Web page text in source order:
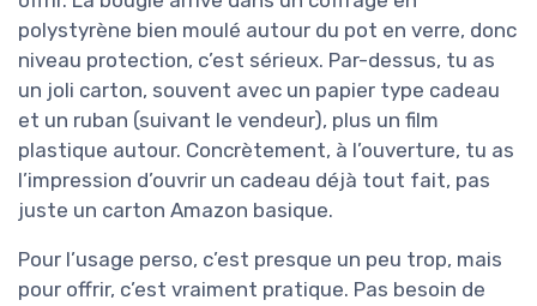
polystyrène bien moulé autour du pot en verre, donc
niveau protection, c’est sérieux. Par-dessus, tu as
un joli carton, souvent avec un papier type cadeau
et un ruban (suivant le vendeur), plus un film
plastique autour. Concrètement, à l’ouverture, tu as
l’impression d’ouvrir un cadeau déjà tout fait, pas
juste un carton Amazon basique.
Pour l’usage perso, c’est presque un peu trop, mais
pour offrir, c’est vraiment pratique. Pas besoin de